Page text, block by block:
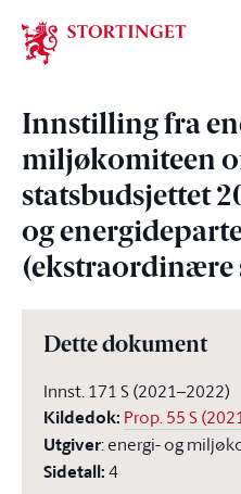
Stortinget.no
Innstilling fra
miljøkomiteen
statsbudsjettet
og
(ekstraordinære
Dette dokument
Innst. 171 S (2021–2022)
Kildedok: Prop. 55 S
Utgiver:energi- og
Sidetall:4